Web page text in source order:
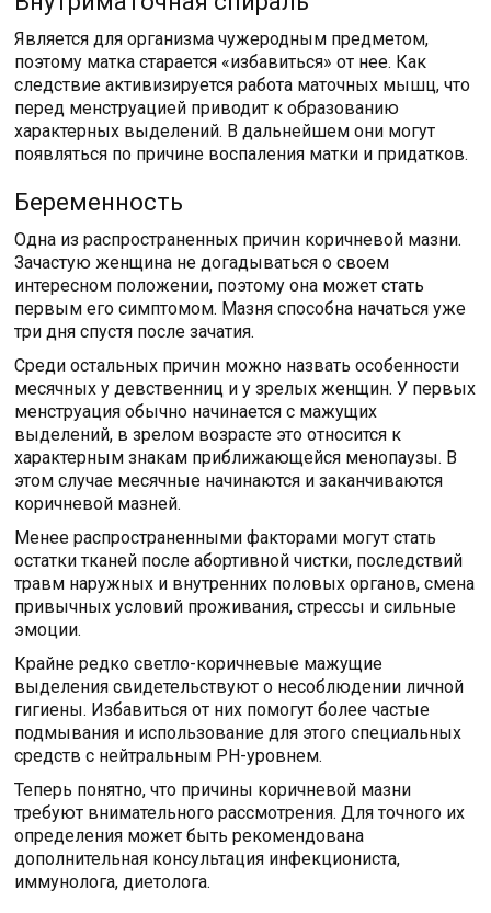
Является для организма чужеродным предметом,
поэтому матка старается «избавиться» от нее. Как
следствие активизируется работа маточных мышц, что
перед менструацией приводит к образованию
характерных выделений. В дальнейшем они могут
появляться по причине воспаления матки и придатков.
Беременность
Одна из распространенных причин коричневой мазни.
Зачастую женщина не догадываться о своем
интересном положении, поэтому она может стать
первым его симптомом. Мазня способна начаться уже
три дня спустя после зачатия.
Среди остальных причин можно назвать особенности
месячных у девственниц и у зрелых женщин. У первых
менструация обычно начинается с мажущих
выделений, в зрелом возрасте это относится к
характерным знакам приближающейся менопаузы. В
этом случае месячные начинаются и заканчиваются
коричневой мазней.
Менее распространенными факторами могут стать
остатки тканей после абортивной чистки, последствий
травм наружных и внутренних половых органов, смена
привычных условий проживания, стрессы и сильные
эмоции.
Крайне редко светло-коричневые мажущие
выделения свидетельствуют о несоблюдении личной
гигиены. Избавиться от них помогут более частые
подмывания и использование для этого специальных
средств с нейтральным РН-уровнем.
Теперь понятно, что причины коричневой мазни
требуют внимательного рассмотрения. Для точного их
определения может быть рекомендована
дополнительная консультация инфекциониста,
иммунолога, диетолога.